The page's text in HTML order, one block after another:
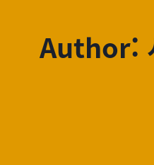
Author: